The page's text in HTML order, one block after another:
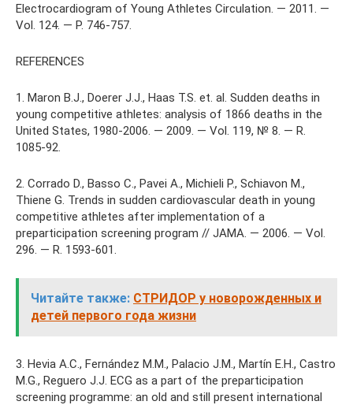
Electrocardiogram of Young Athletes Circulation. — 2011. —
Vol. 124. — Р. 746-757.
REFERENCES
1. Maron B.J., Doerer J.J., Haas T.S. et. al. Sudden deaths in
young competitive athletes: analysis of 1866 deaths in the
United States, 1980-2006. — 2009. — Vol. 119, № 8. — R.
1085-92.
2. Corrado D., Basso C., Pavei A., Michieli P., Schiavon M.,
Thiene G. Trends in sudden cardiovascular death in young
competitive athletes after implementation of a
preparticipation screening program // JAMA. — 2006. — Vol.
296. — R. 1593-601.
Читайте также: СТРИДОР у новорожденных и
детей первого года жизни
3. Hevia A.C., Fernández M.M., Palacio J.M., Martín E.H., Castro
M.G., Reguero J.J. ECG as a part of the preparticipation
screening programme: an old and still present international